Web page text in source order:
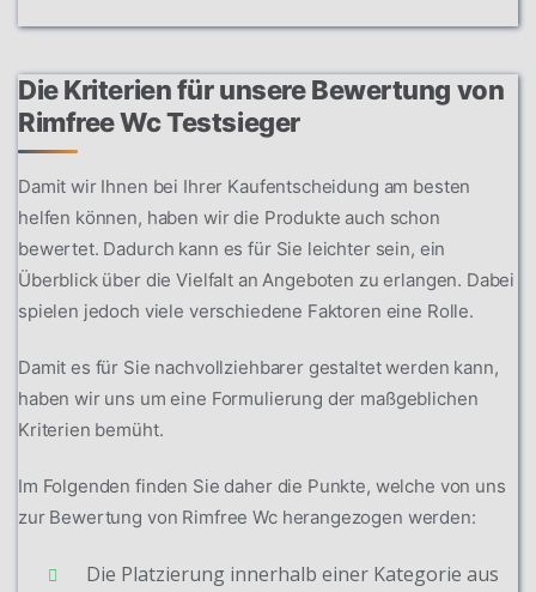
Die Kriterien für unsere Bewertung von
Rimfree Wc Testsieger
Damit wir Ihnen bei Ihrer Kaufentscheidung am besten
helfen können, haben wir die Produkte auch schon
bewertet. Dadurch kann es für Sie leichter sein, ein
Überblick über die Vielfalt an Angeboten zu erlangen. Dabei
spielen jedoch viele verschiedene Faktoren eine Rolle.
Damit es für Sie nachvollziehbarer gestaltet werden kann,
haben wir uns um eine Formulierung der maßgeblichen
Kriterien bemüht.
Im Folgenden finden Sie daher die Punkte, welche von uns
zur Bewertung von Rimfree Wc herangezogen werden:
Die Platzierung innerhalb einer Kategorie aus